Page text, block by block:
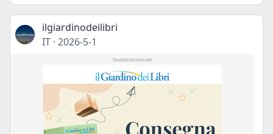
ilgiardinodeilibri
IT · 2026-5-1